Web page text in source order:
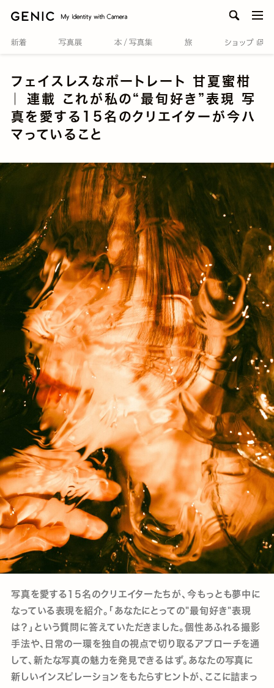
フェイスレスなポートレート 甘夏蜜柑
｜ 連載 これが私の“最旬好き”表現 写
真を愛する15名のクリエイターが今ハ
マっていること
写真を愛する15名のクリエイターたちが、今もっとも夢中に
なっている表現を紹介。「あなたにとっての"最旬好き"表現
は？」という質問に答えていただきました。個性あふれる撮影
手法や、日常の一環を独自の視点で切り取るアプローチを通
して、新たな写真の魅力を発見できるはず。あなたの写真に
新しいインスピレーションをもたらすヒントが、ここに詰まっ